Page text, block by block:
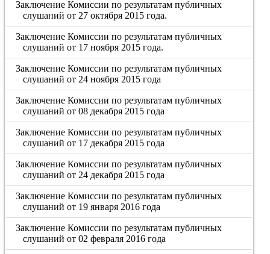
Заключение Комиссии по результатам публичных
слушаний от 27 октября 2015 года.
Заключение Комиссии по результатам публичных
слушаний от 17 ноября 2015 года.
Заключение Комиссии по результатам публичных
слушаний от 24 ноября 2015 года
Заключение Комиссии по результатам публичных
слушаний от 08 декабря 2015 года
Заключение Комиссии по результатам публичных
слушаний от 17 декабря 2015 года
Заключение Комиссии по результатам публичных
слушаний от 24 декабря 2015 года
Заключение Комиссии по результатам публичных
слушаний от 19 января 2016 года
Заключение Комиссии по результатам публичных
слушаний от 02 февраля 2016 года